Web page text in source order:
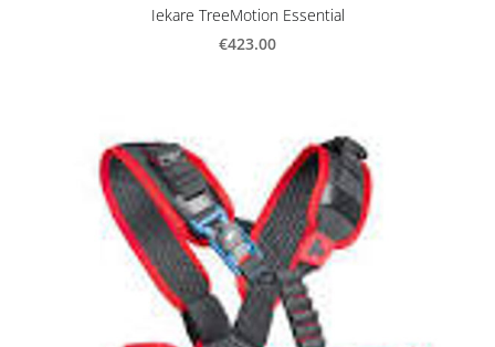
Iekare TreeMotion Essential
€423.00